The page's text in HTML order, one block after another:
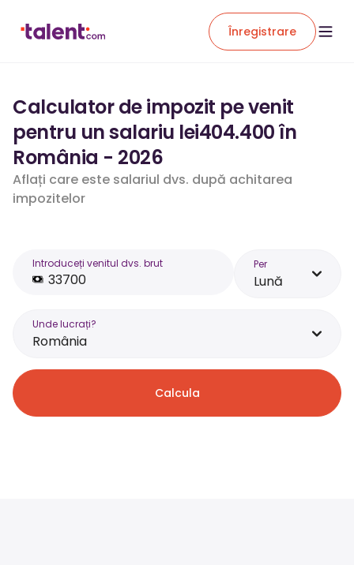
Înregistrare
Calculator de impozit pe venit
pentru un salariu lei404.400 în
România - 2026
Aflați care este salariul dvs. după achitarea
impozitelor
Introduceți venitul dvs. brut Per
Lună
Unde lucrați?
România
Calcula